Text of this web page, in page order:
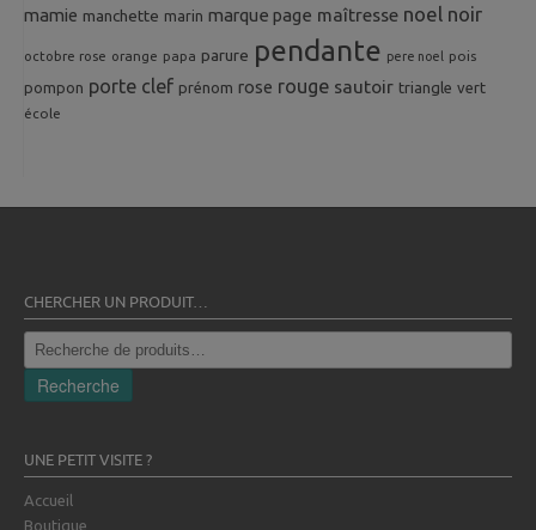
mamie manchette marin marque page maîtresse noel noir
octobre rose orange papa parure pendante pere noel pois
pompon porte clef prénom rose rouge sautoir triangle vert
école
CHERCHER UN PRODUIT…
Recherche
pour :
Recherche
UNE PETIT VISITE ?
Accueil
Boutique